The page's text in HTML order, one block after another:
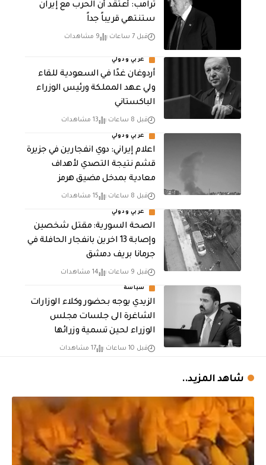
‏ترامب: أعتقد أن الحرب مع إيران
ستنتهي قريباً جداً
قبل 7 ساعات 9 مشاهدات
عربي ودولي
أردوغان غدًا في السعودية للقاء
ولي عهد المملكة ورئيس الوزراء
الباكستاني
قبل 8 ساعات 13 مشاهدات
عربي ودولي
اعلام إيراني: دوي انفجارين في جزيرة
قشم نتيجة التصدي لأهداف
معادية بمدخل مضيق هرمز
قبل 8 ساعات 15 مشاهدات
عربي ودولي
الصحة السورية: مقتل شخصين
وإصابة 13 اخرين بانفجار الحافلة في
جرمانا بريف دمشق
قبل 9 ساعات 14 مشاهدات
سياسة
الزيدي يوجه بحضور وكلاء الوزارات
الشاغرة الى جلسات مجلس
الوزراء لحين تسمية وزرائها
قبل 10 ساعات 17 مشاهدات
شاهد المزيد..